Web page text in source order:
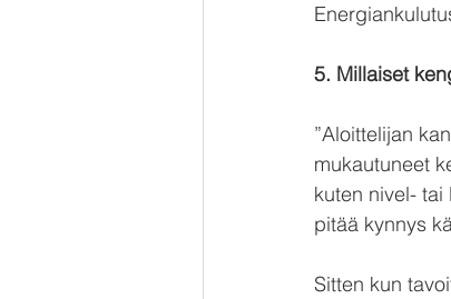
5. Millaiset
”Aloittelijan
mukautuneet
kuten nivel-
pitää kynnys
Sitten kun